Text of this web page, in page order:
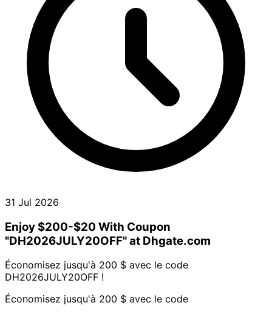
31 Jul 2026
Enjoy $200-$20 With Coupon
"DH2026JULY20OFF" at Dhgate.com
Économisez jusqu'à 200 $ avec le code
DH2026JULY20OFF !
Économisez jusqu'à 200 $ avec le code